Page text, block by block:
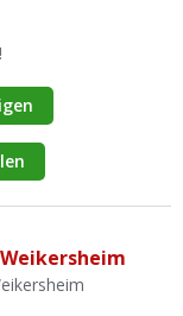
Weikersheim